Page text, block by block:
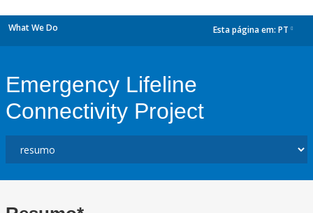
What We Do Esta página em: PT
Emergency Lifeline
Connectivity Project